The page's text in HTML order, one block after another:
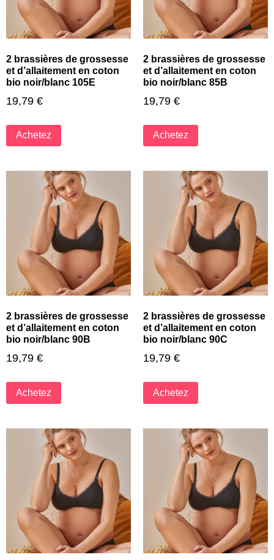
2 brassières de grossesse
et d’allaitement en coton
bio noir/blanc 105E
19,79 €
Achetez
2 brassières de grossesse
et d’allaitement en coton
bio noir/blanc 85B
19,79 €
Achetez
2 brassières de grossesse
et d’allaitement en coton
bio noir/blanc 90B
19,79 €
Achetez
2 brassières de grossesse
et d’allaitement en coton
bio noir/blanc 90C
19,79 €
Achetez